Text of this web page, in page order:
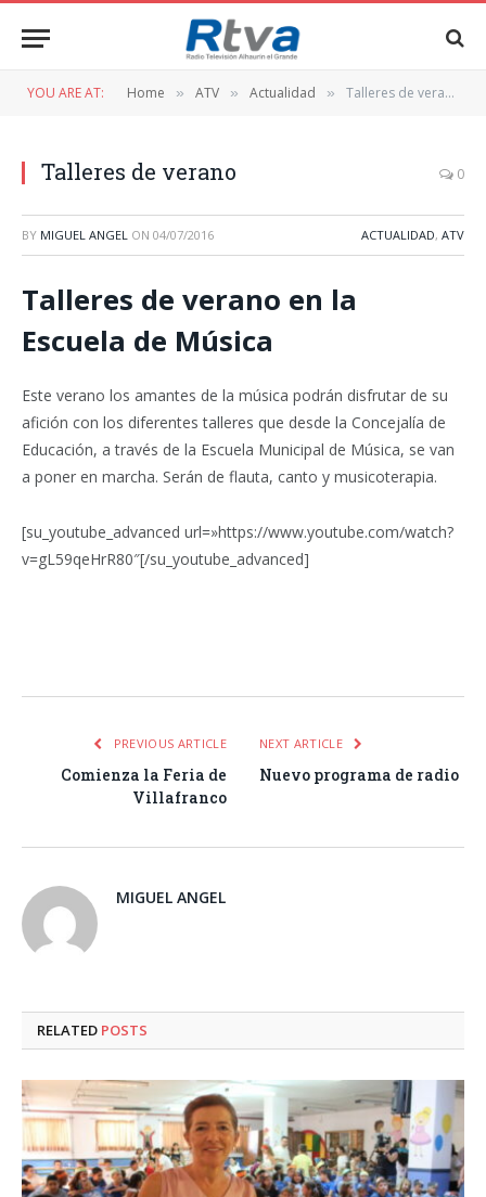
YOU ARE AT: Home » ATV » Actualidad » Talleres de verano
Talleres de verano 0
BY MIGUEL ANGEL ON 04/07/2016 ACTUALIDAD, ATV
Talleres de verano en la
Escuela de Música
Este verano los amantes de la música podrán disfrutar de su
afición con los diferentes talleres que desde la Concejalía de
Educación, a través de la Escuela Municipal de Música, se van
a poner en marcha. Serán de flauta, canto y musicoterapia.
[su_youtube_advanced url=»https://www.youtube.com/watch?
v=gL59qeHrR80″[/su_youtube_advanced]
PREVIOUS ARTICLE
Comienza la Feria de
Villafranco
NEXT ARTICLE
Nuevo programa de radio
MIGUEL ANGEL
RELATED POSTS